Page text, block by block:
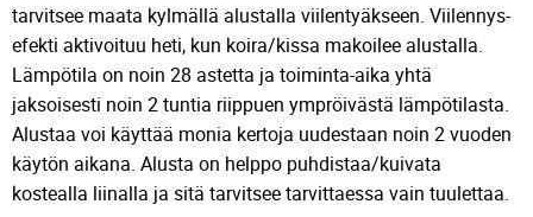
tarvitsee maata kylmällä alustalla viilentyäkseen. Viilennys-
efekti aktivoituu heti, kun koira/kissa makoilee alustalla.
Lämpötila on noin 28 astetta ja toiminta-aika yhtä
jaksoisesti noin 2 tuntia riippuen ympröivästä lämpötilasta.
Alustaa voi käyttää monia kertoja uudestaan noin 2 vuoden
käytön aikana. Alusta on helppo puhdistaa/kuivata
kostealla liinalla ja sitä tarvitsee tarvittaessa vain tuulettaa.